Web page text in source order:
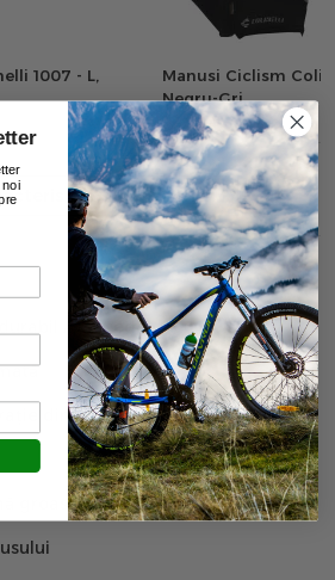
1007 - L,
Manusi Ciclism
Negru-Gri
33 00 lei
Recenzii
AX Suede
din microfibră
groasă
noi